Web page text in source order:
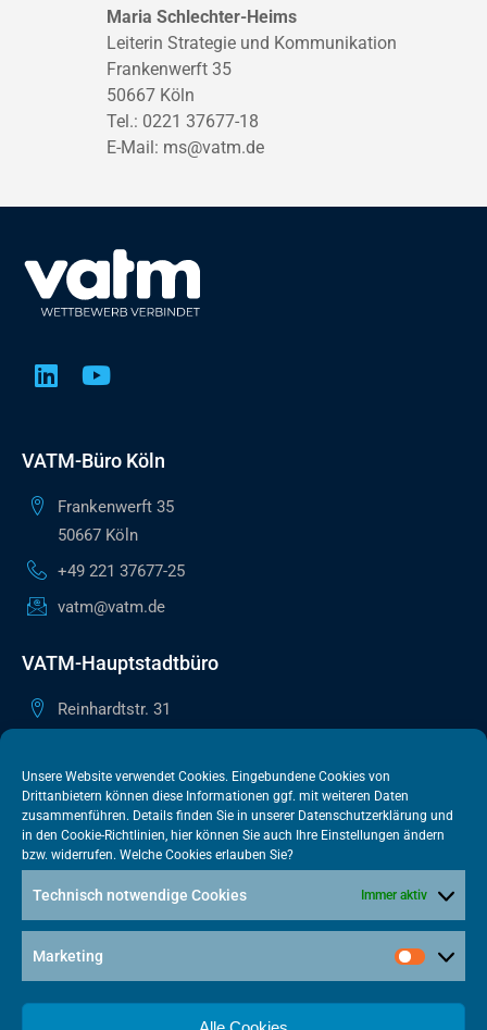
Unsere Website verwendet Cookies. Eingebundene Cookies von
Drittanbietern können diese Informationen ggf. mit weiteren Daten
zusammenführen. Details finden Sie in unserer Datenschutzerklärung und
in den Cookie-Richtlinien, hier können Sie auch Ihre Einstellungen ändern
bzw. widerrufen. Welche Cookies erlauben Sie?
Technisch notwendige Cookies Immer aktiv
Marketing
Maria Schlechter-Heims
Leiterin Strategie und Kommunikation
Frankenwerft 35
50667 Köln
Tel.: 0221 37677-18
E-Mail: ms@vatm.de
VATM-Büro Köln
Frankenwerft 35
50667 Köln
+49 221 37677-25
vatm@vatm.de
VATM-Hauptstadtbüro
Reinhardtstr. 31
+49 30 505615-38
berlin@vatm.de
VATM-Büro Brüssel